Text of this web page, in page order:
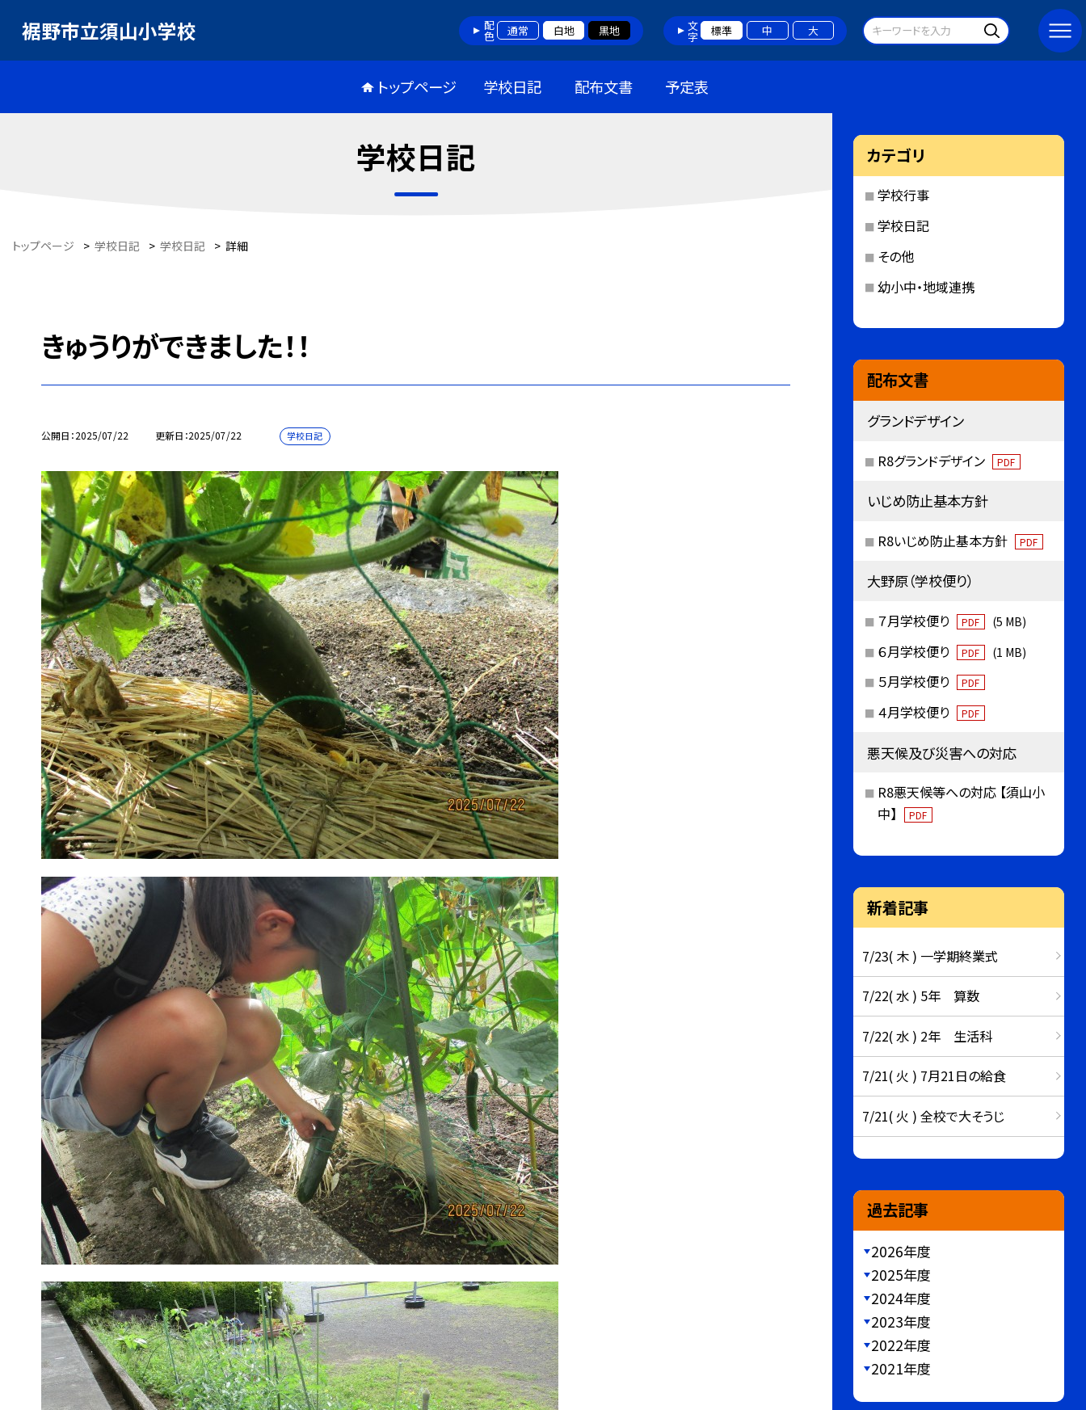
裾野市立須山小学校 配色 通常 白地 黒地 文字 標準 中 大
トップページ 学校日記 配布文書 予定表
学校日記
トップページ > 学校日記 > 学校日記 > 詳細
きゅうりができました！！
公開日 2025/07/22 更新日 2025/07/22 学校日記
カテゴリ
学校行事
学校日記
その他
幼小中・地域連携
配布文書
グランドデザイン
R8グランドデザイン PDF
いじめ防止基本方針
R8いじめ防止基本方針 PDF
大野原（学校便り）
７月学校便り PDF (5 MB)
６月学校便り PDF (1 MB)
５月学校便り PDF
４月学校便り PDF
悪天候及び災害への対応
R8悪天候等への対応 【須山小
中】
PDF
新着記事
7/23( 木 ) 一学期終業式
7/22( 水 ) 5年 算数
7/22( 水 ) 2年 生活科
7/21( 火 ) 7月21日の給食
7/21( 火 ) 全校で大そうじ
過去記事
2026年度
2025年度
2024年度
2023年度
2022年度
2021年度